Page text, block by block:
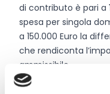
di contributo è pari a
spesa per singola
a 150.000 Euro la
che rendiconta
ammissibile
Il contributo è